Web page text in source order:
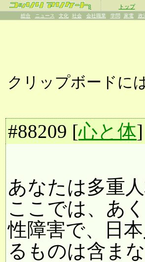
β トップ
総合 ニュース 文化 社会 会社職業 学問 家電 政
クリップボードに
#88209 [心と体]
あなたは多重
ここでは、あ
性障害で、日
るものは含ま